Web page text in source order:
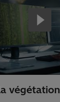
végétation